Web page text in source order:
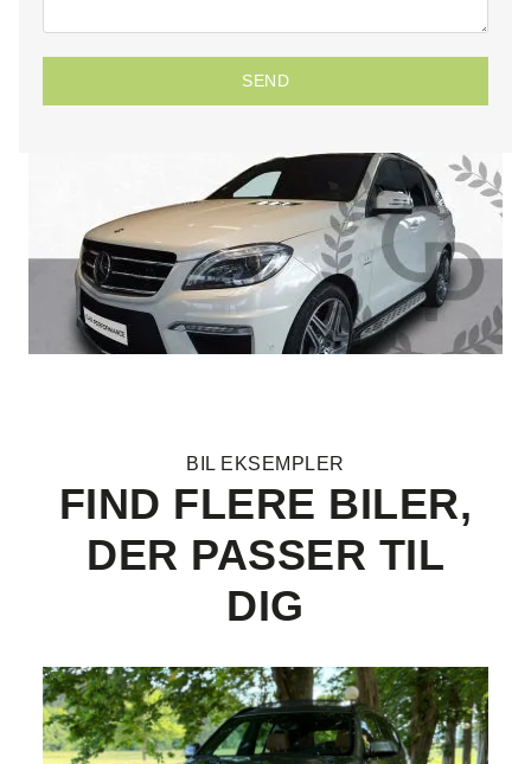
SEND
BIL EKSEMPLER
FIND FLERE BILER,
DER PASSER TIL
DIG